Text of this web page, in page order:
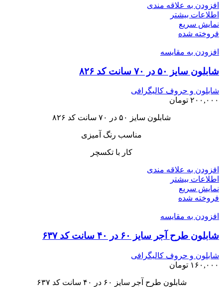
افزودن به علاقه مندی
اطلاعات بیشتر
نمایش سریع
فروخته شده
افزودن به مقایسه
شابلون سایز ۵۰ در ۷۰ سانت کد ۸۲۶
شابلون و حروف کالیگرافی
۲۰۰,۰۰۰ تومان
شابلون سایز ۵۰ در ۷۰ سانت کد ۸۲۶
مناسب رنگ آمیزی
کار با تکسچر
افزودن به علاقه مندی
اطلاعات بیشتر
نمایش سریع
فروخته شده
افزودن به مقایسه
شابلون طرح آجر سایز ۶۰ در ۴۰ سانت کد ۶۳۷
شابلون و حروف کالیگرافی
۱۶۰,۰۰۰ تومان
شابلون طرح آجر سایز ۶۰ در ۴۰ سانت کد ۶۳۷